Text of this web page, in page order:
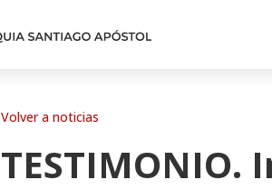
Volver a noticias
TESTIMONIO.